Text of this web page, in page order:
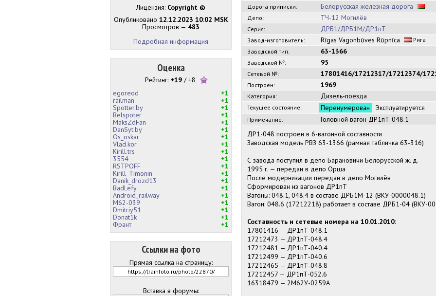
Лицензия: Copyright ©
Опубликовано 12.12.2023 10:02 MSK
Просмотров — 483
Подробная информация
Оценка
Рейтинг: +19/+8
egoreod
+1
railman
+1
Spotter.by
+1
Belspoter
+1
MaksZdFan
+1
DanSyt.by
+1
Os_oskar
+1
Vlad.kor
+1
Kirill.trs
+1
3554
+1
RSTPOFF
+1
Kirill_Timonin
+1
Danik_drozd13
+1
BadLefy
+1
Android_railway
+1
М62-039
+1
Dmitriy51
+1
Donat1k
+1
Франт
+1
Ссылки на фото
Прямая ссылка на страницу:
Вставка в форумы:
Дорога приписки: Белорусская железная дорога
Депо: ТЧ-12 Могилёв
Серия: ДРБ1/ДРБ1М/ДР1пТ
Завод-изготовитель: Rīgas Vagonbūves Rūpnīca
Рига
Заводской тип:
63-1366
Заводской №: 95
Сетевой №: 17801416/17212317/17212374/
Построен: 1969
Категория: Дизель-поезда
Текущее состояние: Перенумерован Эксплуатируется
Примечание:
Головной вагон ДР1пТ-048.1
ДР1-048 построен в 6-вагонной составности
Заводская модель РВЗ 63-1366 (рамная табличка 63-316)
С завода поступил в депо Барановичи Белорусской ж. д.
1995 г. — передан в депо Орша
После модернизации передан в депо Могилёв
Сформирован из вагонов ДР1пТ
Вагоны: 048.1, 048.4 в составе ДРБ1М-12 (ВКУ-0000048.1)
Вагон: 048.6 (17212218) работает в составе ДРБ1-04 (ВКУ-
Составность и сетевые номера на 10.01.2010:
17801416 — ДР1пТ-048.1
17212473 — ДР1пТ-048.4
17212481 — ДР1пТ-040.4
17212499 — ДР1пТ-040.6
17212465 — ДР1пТ-048.8
17212457 — ДР1пТ-052.6
16318479 — 2М62У-0259А